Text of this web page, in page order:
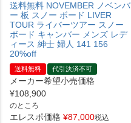
送料無料 NOVEMBER ノベンバ
ー 板 スノー ボード LIVER
TOUR ライバーツアー スノー
ボード キャンバー メンズ レデ
ィース 紳士 婦人 141 156
20%off
送料無料 代引決済不可
メーカー希望小売価格
¥108,900
のところ
エレスポ価格 ¥87,000税込